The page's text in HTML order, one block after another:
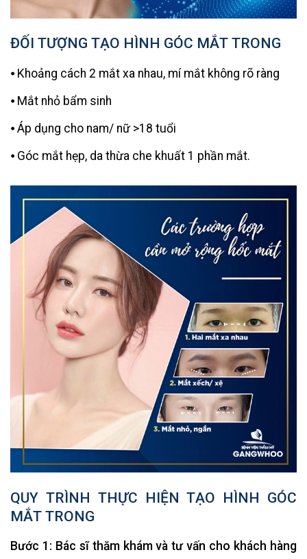
ĐỐI TƯỢNG TẠO HÌNH GÓC MẮT TRONG
⦁ Khoảng cách 2 mắt xa nhau, mí mắt không rõ ràng
⦁ Mắt nhỏ bẩm sinh
⦁ Áp dụng cho nam/ nữ >18 tuổi
⦁ Góc mắt hẹp, da thừa che khuất 1 phần mắt.
QUY TRÌNH THỰC HIỆN TẠO HÌNH GÓC
MẮT TRONG
Bước 1: Bác sĩ thăm khám và tư vấn cho khách hàng